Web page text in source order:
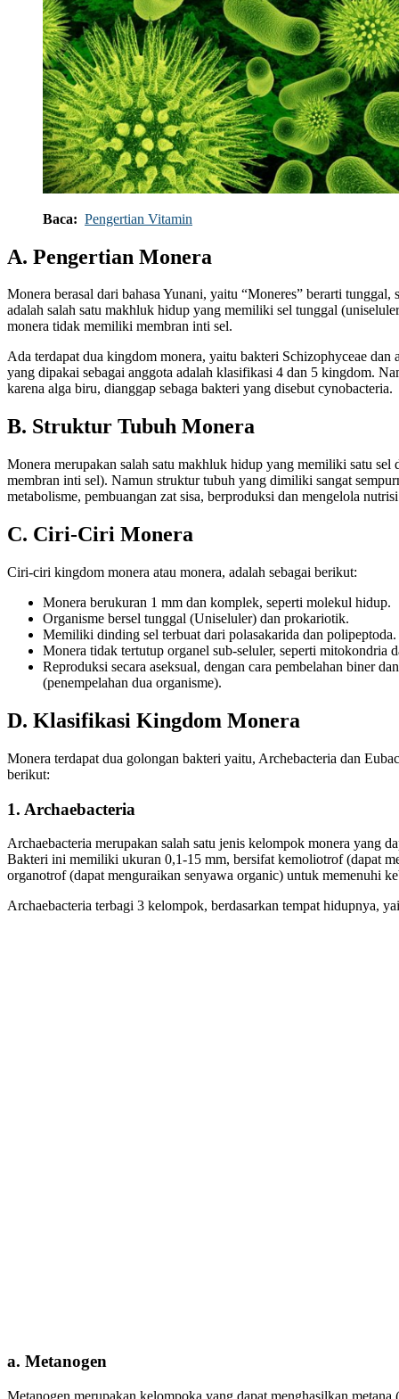
Baca: Pengertian Vitamin
A. Pengertian Monera
Monera berasal dari bahasa Yunani, yaitu “Moneres” berarti tunggal,
adalah salah satu makhluk hidup yang memiliki sel tunggal
monera tidak memiliki membran inti sel.
Ada terdapat dua kingdom monera, yaitu bakteri Schizophyceae
yang dipakai sebagai anggota adalah klasifikasi 4 dan 5 kingdom.
karena alga biru, dianggap sebaga bakteri yang disebut cynobacteria.
B. Struktur Tubuh Monera
Monera merupakan salah satu makhluk hidup yang memiliki satu
membran inti sel). Namun struktur tubuh yang dimiliki sangat
metabolisme, pembuangan zat sisa, berproduksi dan mengelola
C. Ciri-Ciri Monera
Ciri-ciri kingdom monera atau monera, adalah sebagai berikut:
Monera berukuran 1 mm dan komplek, seperti molekul hidup.
Organisme bersel tunggal (Uniseluler) dan prokariotik.
Memiliki dinding sel terbuat dari polasakarida dan polipeptoda.
Monera tidak tertutup organel sub-seluler, seperti mitokondria
Reproduksi secara aseksual, dengan cara pembelahan biner
(penempelahan dua organisme).
D. Klasifikasi Kingdom Monera
Monera terdapat dua golongan bakteri yaitu, Archebacteria dan
berikut:
1. Archaebacteria
Archaebacteria merupakan salah satu jenis kelompok monera yang
Bakteri ini memiliki ukuran 0,1-15 mm, bersifat kemoliotrof (dapat
organotrof (dapat menguraikan senyawa organic) untuk memenuhi
Archaebacteria terbagi 3 kelompok, berdasarkan tempat hidupnya,
a. Metanogen
Metanogen merupakan kelompoka yang dapat menghasilkan